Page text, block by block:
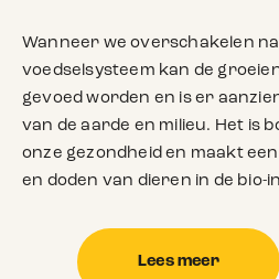
Wanneer we overschakelen
voedselsysteem kan de
gevoed worden en is er
van de aarde en milieu. Het is
onze gezondheid en maakt
en doden van dieren in de bio-
Lees meer